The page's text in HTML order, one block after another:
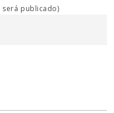
será publicado)